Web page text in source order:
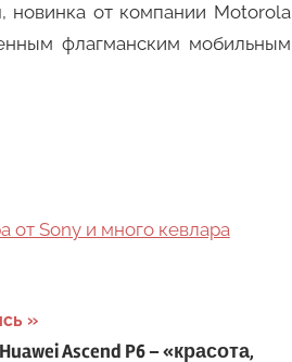
новинка от компании Motorola
флагманским мобильным
от Sony и много кевлара
Ascend P6 – «красота,